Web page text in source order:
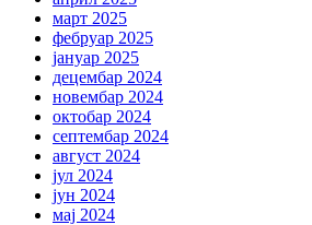
март 2025
фебруар 2025
јануар 2025
децембар 2024
новембар 2024
октобар 2024
септембар 2024
август 2024
јул 2024
јун 2024
мај 2024